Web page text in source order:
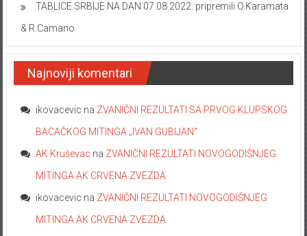
TABLICE SRBIJE NA DAN 07.08.2022. pripremili O.Karamata
& R.Camano
Najnoviji komentari
ikovacevic na ZVANIČNI REZULTATI SA PRVOG KLUPSKOG
BACAČKOG MITINGA „IVAN GUBIJAN“
AK Kruševac na ZVANIČNI REZULTATI NOVOGODIŠNJEG
MITINGA AK CRVENA ZVEZDA
ikovacevic na ZVANIČNI REZULTATI NOVOGODIŠNJEG
MITINGA AK CRVENA ZVEZDA